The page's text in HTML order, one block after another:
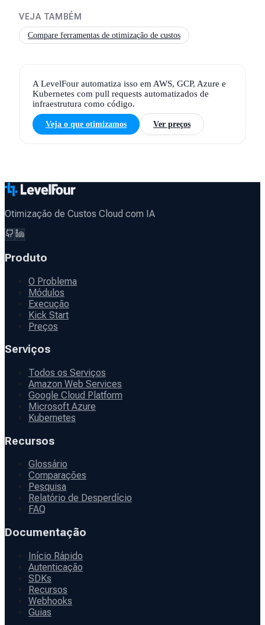
VEJA TAMBÉM
Compare ferramentas de otimização de custos
A LevelFour automatiza isso em AWS, GCP, Azure e
Kubernetes com pull requests automatizados de
infraestrutura como código.
Veja o que otimizamos Ver preços
Otimização de Custos Cloud com IA
Produto
O Problema
Módulos
Execução
Kick Start
Preços
Serviços
Todos os Serviços
Amazon Web Services
Google Cloud Platform
Microsoft Azure
Kubernetes
Recursos
Glossário
Comparações
Pesquisa
Relatório de Desperdício
FAQ
Documentação
Início Rápido
Autenticação
SDKs
Recursos
Webhooks
Guias